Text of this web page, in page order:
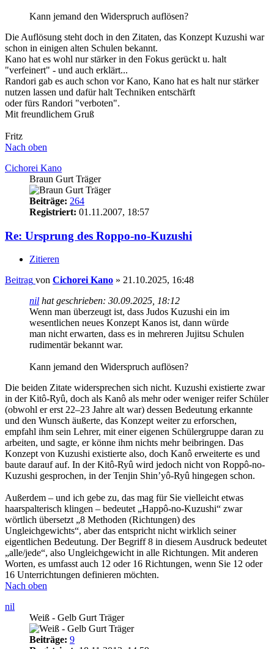
Kann jemand den Widerspruch auflösen?
Die Auflösung steht doch in den Zitaten, das Konzept Kuzushi war
schon in einigen alten Schulen bekannt.
Kano hat es wohl nur stärker in den Fokus gerückt u. halt
"verfeinert" - und auch erklärt...
Randori gab es auch schon vor Kano, Kano hat es halt nur stärker
nutzen lassen und dafür halt Techniken entschärft
oder fürs Randori "verboten".
Mit freundlichem Gruß
Fritz
Nach oben
Cichorei Kano
Braun Gurt Träger
Beiträge: 264
Registriert: 01.11.2007, 18:57
Re: Ursprung des Roppo-no-Kuzushi
Zitieren
Beitrag von Cichorei Kano » 21.10.2025, 16:48
nil hat geschrieben: 30.09.2025, 18:12
Wenn man überzeugt ist, dass Judos Kuzushi ein im
wesentlichen neues Konzept Kanos ist, dann würde
man nicht erwarten, dass es in mehreren Jujitsu Schulen
rudimentär bekannt war.
Kann jemand den Widerspruch auflösen?
Die beiden Zitate widersprechen sich nicht. Kuzushi existierte zwar
in der Kitô-Ryû, doch als Kanô als mehr oder weniger reifer Schüler
(obwohl er erst 22–23 Jahre alt war) dessen Bedeutung erkannte
und den Wunsch äußerte, das Konzept weiter zu erforschen,
empfahl ihm sein Lehrer, mit einer eigenen Schülergruppe daran zu
arbeiten, und sagte, er könne ihm nichts mehr beibringen. Das
Konzept von Kuzushi existierte also, doch Kanô erweiterte es und
baute darauf auf. In der Kitô-Ryû wird jedoch nicht von Roppô-no-
Kuzushi gesprochen, in der Tenjin Shin’yô-Ryû hingegen schon.
Außerdem – und ich gebe zu, das mag für Sie vielleicht etwas
haarspalterisch klingen – bedeutet „Happô-no-Kuzushi“ zwar
wörtlich übersetzt „8 Methoden (Richtungen) des
Ungleichgewichts“, aber das entspricht nicht wirklich seiner
eigentlichen Bedeutung. Der Begriff 8 in diesem Ausdruck bedeutet
„alle/jede“, also Ungleichgewicht in alle Richtungen. Mit anderen
Worten, es umfasst auch 12 oder 16 Richtungen, wenn Sie 12 oder
16 Unterrichtungen definieren möchten.
Nach oben
nil
Weiß - Gelb Gurt Träger
Beiträge: 9